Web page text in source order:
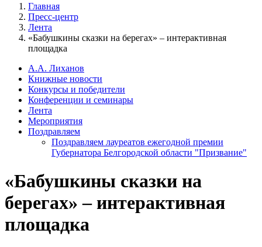
Главная
Пресс-центр
Лента
«Бабушкины сказки на берегах» – интерактивная
площадка
А.А. Лиханов
Книжные новости
Конкурсы и победители
Конференции и семинары
Лента
Мероприятия
Поздравляем
Поздравляем лауреатов ежегодной премии
Губернатора Белгородской области "Призвание"
«Бабушкины сказки на
берегах» – интерактивная
площадка